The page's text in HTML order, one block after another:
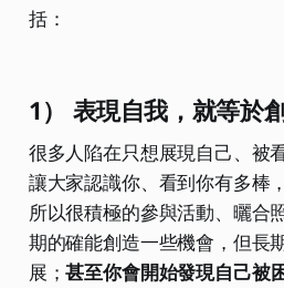
括：
1） 表現自我，就等於
很多人陷在只想展現自己、被
讓大家認識你、看到你有多棒
所以很積極的參與活動、曬合
期的確能創造一些機會，但長
展；甚至你會開始發現自己被